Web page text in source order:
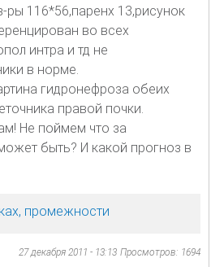
ры 116*56,паренх 13,рисунок
во всех
интра и тд не
в норме.
гидронефроза обеих
правой почки.
Не поймем что за
быть? И какой прогноз в
промежности
27 декабря 2011 - 13:13 Просмотров: 1694